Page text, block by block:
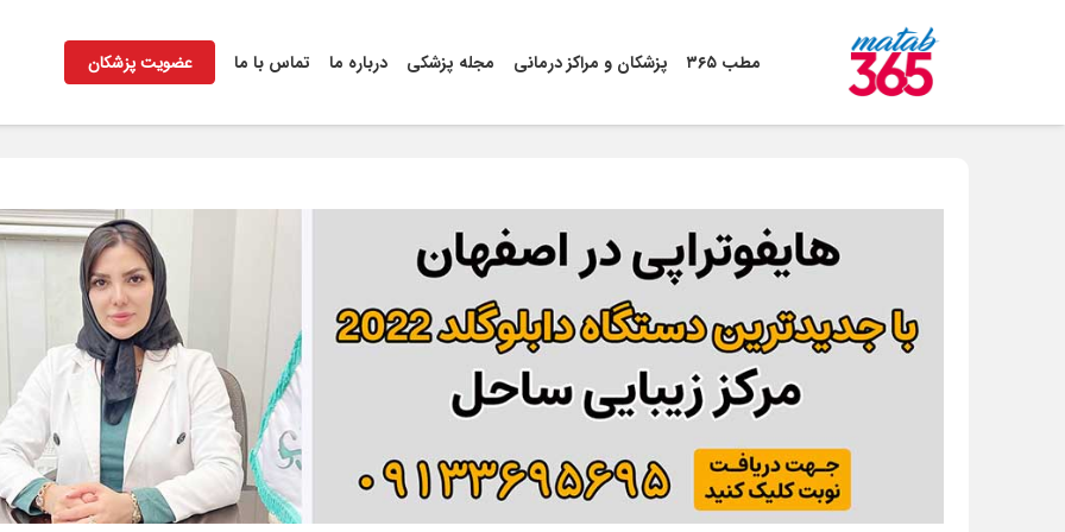
مطب ۳۶۵ پزشکان و مراکز درمانی مجله پزشکی درباره ما تماس با ما عضویت پزشکان